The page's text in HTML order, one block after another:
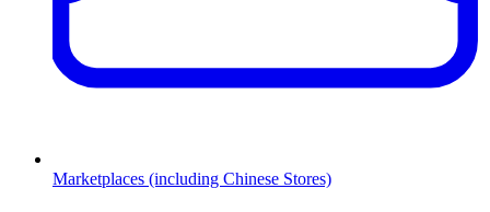
Marketplaces (including Chinese Stores)